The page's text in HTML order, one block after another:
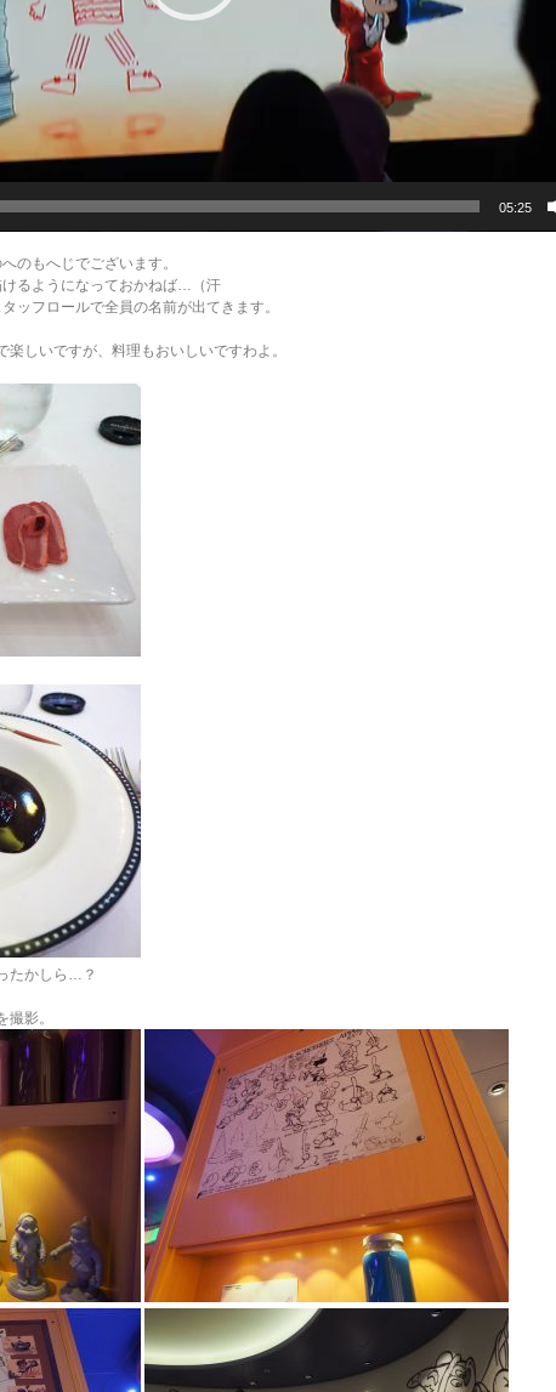
05:25
のもへじでございます。
るようになっておかねば…（汗
ッフロールで全員の名前が出てきます。
しいですが、料理もおいしいですわよ。
たかしら…？
影。